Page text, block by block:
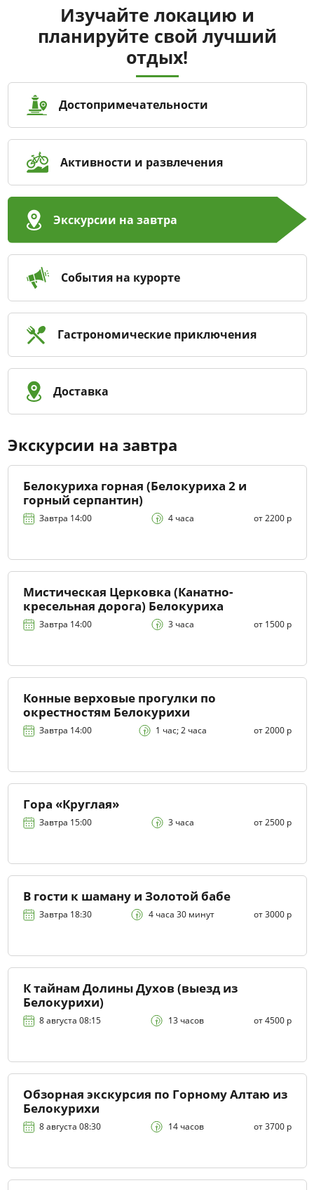
Изучайте локацию и
планируйте свой лучший
отдых!
Достопримечательности
Активности и развлечения
Экскурсии на завтра
События на курорте
Гастрономические приключения
Доставка
Экскурсии на завтра
Белокуриха горная (Белокуриха 2 и
горный серпантин)
Завтра 14:00 4 часа от 2200 р
Мистическая Церковка (Канатно-
кресельная дорога) Белокуриха
Завтра 14:00 3 часа от 1500 р
Конные верховые прогулки по
окрестностям Белокурихи
Завтра 14:00 1 час; 2 часа от 2000 р
Гора «Круглая»
Завтра 15:00 3 часа от 2500 р
В гости к шаману и Золотой бабе
Завтра 18:30 4 часа 30 минут от 3000 р
К тайнам Долины Духов (выезд из
Белокурихи)
8 августа 08:15 13 часов от 4500 р
Обзорная экскурсия по Горному Алтаю из
Белокурихи
8 августа 08:30 14 часов от 3700 р